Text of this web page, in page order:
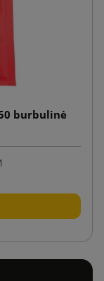
burbulinė